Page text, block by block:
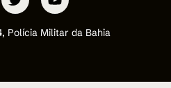
Polícia Militar da Bahia